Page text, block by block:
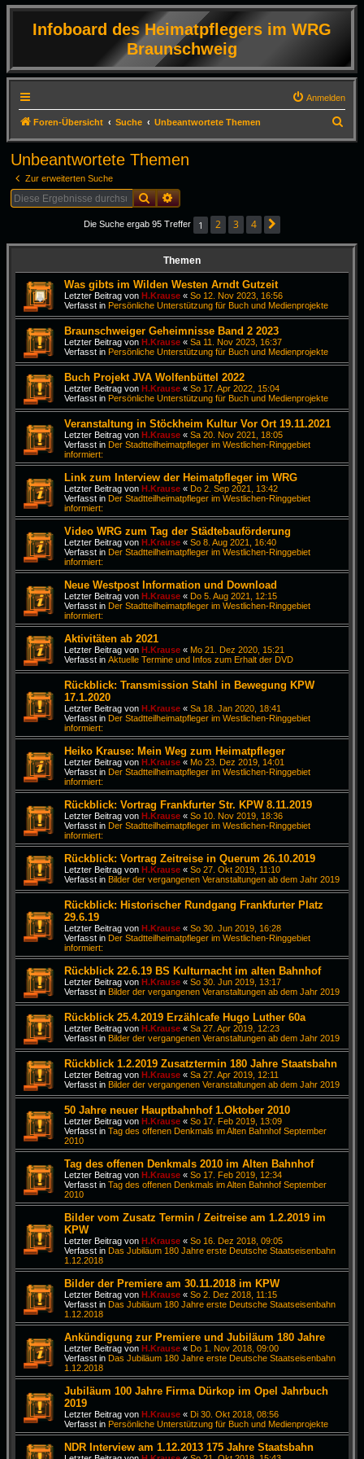
Infoboard des Heimatpflegers im WRG
Braunschweig
Anmelden
Foren-Übersicht Suche Unbeantwortete Themen
u
Unbeantwortete Themen
Zur erweiterten Suche
SucheErweiterte Suche
Die Suche ergab 95 Treffer 1 2 3 4
Themen
Was gibts im Wilden Westen Arndt Gutzeit
Letzter Beitrag von H.Krause « So 12. Nov 2023, 16:56
Verfasst in Persönliche Unterstützung für Buch und Medienprojekte
Braunschweiger Geheimnisse Band 2 2023
Letzter Beitrag von H.Krause « Sa 11. Nov 2023, 16:37
Verfasst in Persönliche Unterstützung für Buch und Medienprojekte
Buch Projekt JVA Wolfenbüttel 2022
Letzter Beitrag von H.Krause « So 17. Apr 2022, 15:04
Verfasst in Persönliche Unterstützung für Buch und Medienprojekte
Veranstaltung in Stöckheim Kultur Vor Ort 19.11.2021
Letzter Beitrag von H.Krause « Sa 20. Nov 2021, 18:05
Verfasst in Der Stadtteilheimatpfleger im Westlichen-Ringgebiet
informiert:
Link zum Interview der Heimatpfleger im WRG
Letzter Beitrag von H.Krause « Do 2. Sep 2021, 13:42
Verfasst in Der Stadtteilheimatpfleger im Westlichen-Ringgebiet
informiert:
Video WRG zum Tag der Städtebauförderung
Letzter Beitrag von H.Krause « So 8. Aug 2021, 16:40
Verfasst in Der Stadtteilheimatpfleger im Westlichen-Ringgebiet
informiert:
Neue Westpost Information und Download
Letzter Beitrag von H.Krause « Do 5. Aug 2021, 12:15
Verfasst in Der Stadtteilheimatpfleger im Westlichen-Ringgebiet
informiert:
Aktivitäten ab 2021
Letzter Beitrag von H.Krause « Mo 21. Dez 2020, 15:21
Verfasst in Aktuelle Termine und Infos zum Erhalt der DVD
Rückblick: Transmission Stahl in Bewegung KPW
17.1.2020
Letzter Beitrag von H.Krause « Sa 18. Jan 2020, 18:41
Verfasst in Der Stadtteilheimatpfleger im Westlichen-Ringgebiet
informiert:
Heiko Krause: Mein Weg zum Heimatpfleger
Letzter Beitrag von H.Krause « Mo 23. Dez 2019, 14:01
Verfasst in Der Stadtteilheimatpfleger im Westlichen-Ringgebiet
informiert:
Rückblick: Vortrag Frankfurter Str. KPW 8.11.2019
Letzter Beitrag von H.Krause « So 10. Nov 2019, 18:36
Verfasst in Der Stadtteilheimatpfleger im Westlichen-Ringgebiet
informiert:
Rückblick: Vortrag Zeitreise in Querum 26.10.2019
Letzter Beitrag von H.Krause « So 27. Okt 2019, 11:10
Verfasst in Bilder der vergangenen Veranstaltungen ab dem Jahr 2019
Rückblick: Historischer Rundgang Frankfurter Platz
29.6.19
Letzter Beitrag von H.Krause « So 30. Jun 2019, 16:28
Verfasst in Der Stadtteilheimatpfleger im Westlichen-Ringgebiet
informiert:
Rückblick 22.6.19 BS Kulturnacht im alten Bahnhof
Letzter Beitrag von H.Krause « So 30. Jun 2019, 13:17
Verfasst in Bilder der vergangenen Veranstaltungen ab dem Jahr 2019
Rückblick 25.4.2019 Erzählcafe Hugo Luther 60a
Letzter Beitrag von H.Krause « Sa 27. Apr 2019, 12:23
Verfasst in Bilder der vergangenen Veranstaltungen ab dem Jahr 2019
Rückblick 1.2.2019 Zusatztermin 180 Jahre Staatsbahn
Letzter Beitrag von H.Krause « Sa 27. Apr 2019, 12:11
Verfasst in Bilder der vergangenen Veranstaltungen ab dem Jahr 2019
50 Jahre neuer Hauptbahnhof 1.Oktober 2010
Letzter Beitrag von H.Krause « So 17. Feb 2019, 13:09
Verfasst in Tag des offenen Denkmals im Alten Bahnhof September
2010
Tag des offenen Denkmals 2010 im Alten Bahnhof
Letzter Beitrag von H.Krause « So 17. Feb 2019, 12:34
Verfasst in Tag des offenen Denkmals im Alten Bahnhof September
2010
Bilder vom Zusatz Termin / Zeitreise am 1.2.2019 im
KPW
Letzter Beitrag von H.Krause « So 16. Dez 2018, 09:05
Verfasst in Das Jubiläum 180 Jahre erste Deutsche Staatseisenbahn
1.12.2018
Bilder der Premiere am 30.11.2018 im KPW
Letzter Beitrag von H.Krause « So 2. Dez 2018, 11:15
Verfasst in Das Jubiläum 180 Jahre erste Deutsche Staatseisenbahn
1.12.2018
Ankündigung zur Premiere und Jubiläum 180 Jahre
Letzter Beitrag von H.Krause « Do 1. Nov 2018, 09:00
Verfasst in Das Jubiläum 180 Jahre erste Deutsche Staatseisenbahn
1.12.2018
Jubiläum 100 Jahre Firma Dürkop im Opel Jahrbuch
2019
Letzter Beitrag von H.Krause « Di 30. Okt 2018, 08:56
Verfasst in Persönliche Unterstützung für Buch und Medienprojekte
NDR Interview am 1.12.2013 175 Jahre Staatsbahn